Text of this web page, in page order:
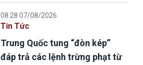
08:28 07/08/2026
Tin Tức
Trung Quốc tung “đòn kép”
đáp trả các lệnh trừng phạt từ